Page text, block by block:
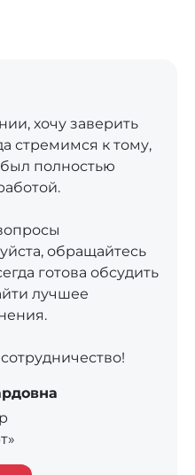
хочу заверить
стремимся к тому,
полностью
обращайтесь
готова обсудить
лучшее